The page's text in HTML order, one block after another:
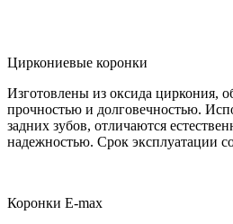
Циркониевые коронки
Изготовлены из оксида циркония,
прочностью и долговечностью.
задних зубов, отличаются
надежностью. Срок эксплуатации
Коронки E-max